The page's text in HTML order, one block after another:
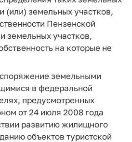
(или) земельных участков,
Пензенской
земельных участков,
на которые не
земельными
в федеральной
предусмотренных
от 24 июля 2008 года
развитию жилищного
объектов туристской